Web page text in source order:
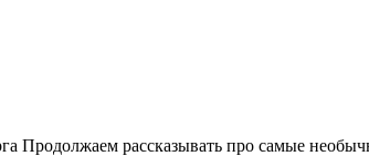
Продолжаем рассказывать про самые